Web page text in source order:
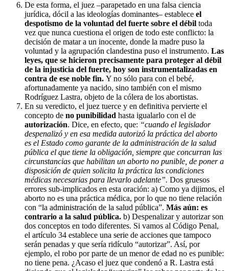
De esta forma, el juez –parapetado en una falsa ciencia
jurídica, dócil a las ideologías dominantes– establece el
despotismo de la voluntad del fuerte sobre el débil toda
vez que nunca cuestiona el origen de todo este conflicto: la
decisión de matar a un inocente, donde la madre puso la
voluntad y la agrupación clandestina puso el instrumento. Las
leyes, que se hicieron precisamente para proteger al débil
de la injusticia del fuerte, hoy son instrumentalizadas en
contra de ese noble fin. Y no sólo para con el bebé,
afortunadamente ya nacido, sino también con el mismo
Rodríguez Lastra, objeto de la cólera de los abortistas.
En su veredicto, el juez tuerce y en definitiva pervierte el
concepto de no punibilidad hasta igualarlo con el de
autorización. Dice, en efecto, que: “cuando el legislador
despenalizó y en esa medida autorizó la práctica del aborto
es el Estado como garante de la administración de la salud
pública el que tiene la obligación, siempre que concurran las
circunstancias que habilitan un aborto no punible, de poner a
disposición de quien solicita la práctica las condiciones
médicas necesarias para llevarlo adelante”. Dos gruesos
errores sub-implicados en esta oración: a) Como ya dijimos, el
aborto no es una práctica médica, por lo que no tiene relación
con “la administración de la salud pública”. Más aún: es
contrario a la salud pública. b) Despenalizar y autorizar son
dos conceptos en todo diferentes. Si vamos al Código Penal,
el artículo 34 establece una serie de acciones que tampoco
serán penadas y que sería ridículo “autorizar”. Así, por
ejemplo, el robo por parte de un menor de edad no es punible:
no tiene pena. ¿Acaso el juez que condenó a R. Lastra está